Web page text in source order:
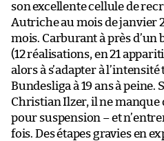
son excellente cellule de
Autriche au mois de janvier
mois. Carburant à près d’un
(12 réalisations, en 21
alors à s’adapter à
Bundesliga à 19 ans à peine.
Christian Ilzer, il ne manque
pour suspension – et
fois. Des étapes gravies en